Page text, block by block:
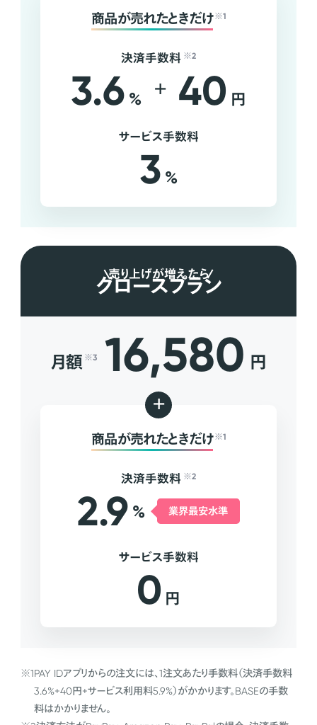
商品が売れたときだけ ※1
決済手数料 ※2
3.6 % + 40 円
サービス手数料
3 %
売り上げが増えたら
グロースプラン
月額 ※3 16,580 円
+
商品が売れたときだけ ※1
決済手数料 ※2
2.9 % 業界最安水準
サービス手数料
0 円
※1PAY IDアプリからの注文には、1注文あたり手数料（決済手数料
3.6%+40円+サービス利用料5.9%）がかかります。BASEの手数
料はかかりません。